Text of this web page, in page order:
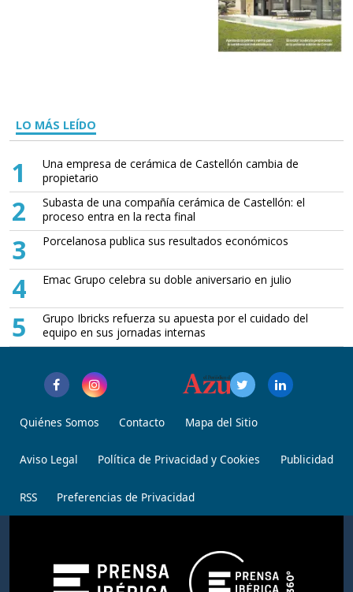
LO MÁS LEÍDO
1
Una empresa de cerámica de Castellón cambia de
propietario
2
Subasta de una compañía cerámica de Castellón: el
proceso entra en la recta final
3 Porcelanosa publica sus resultados económicos
4 Emac Grupo celebra su doble aniversario en julio
5
Grupo Ibricks refuerza su apuesta por el cuidado del
equipo en sus jornadas internas
Quiénes Somos Contacto Mapa del Sitio
Aviso Legal Política de Privacidad y Cookies Publicidad
RSS Preferencias de Privacidad